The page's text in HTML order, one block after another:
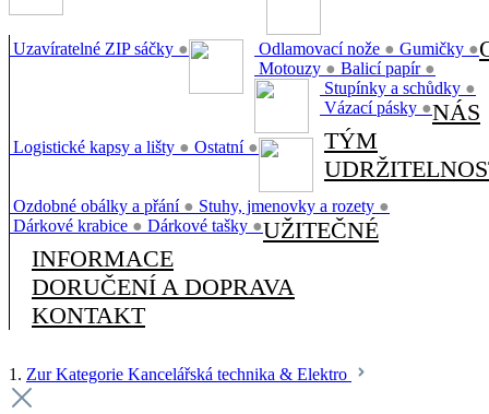
Uzavíratelné ZIP sáčky ● Odlamovací nože ● Gumičky ●
Motouzy ● Balicí papír ●
Stupínky a schůdky ●
Vázací pásky ●
Logistické kapsy a lišty ● Ostatní ●
Ozdobné obálky a přání ● Stuhy, jmenovky a rozety ●
Dárkové krabice ● Dárkové tašky ●
NÁS
TÝM
UŽITEČNÉ
INFORMACE
DORUČENÍ A DOPRAVA
KONTAKT
1. Zur Kategorie Kancelářská technika & Elektro